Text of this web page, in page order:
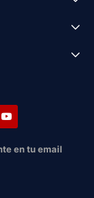
en tu email